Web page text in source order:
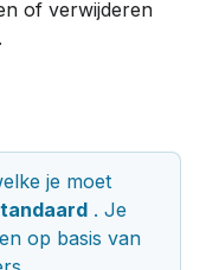
of verwijderen
. Je
op basis van